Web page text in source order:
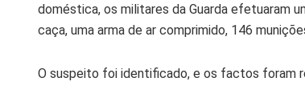
doméstica, os militares da Guarda efetuaram
caça, uma arma de ar comprimido, 146
O suspeito foi identificado, e os factos foram